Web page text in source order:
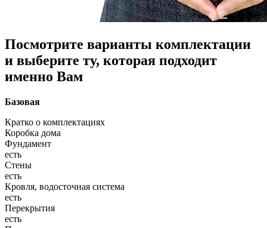
Посмотрите варианты комплектации
и выберите ту, которая подходит
именно Вам
Базовая
Кратко о комплектациях
Коробка дома
Фундамент
есть
Стены
есть
Кровля, водосточная система
есть
Перекрытия
есть